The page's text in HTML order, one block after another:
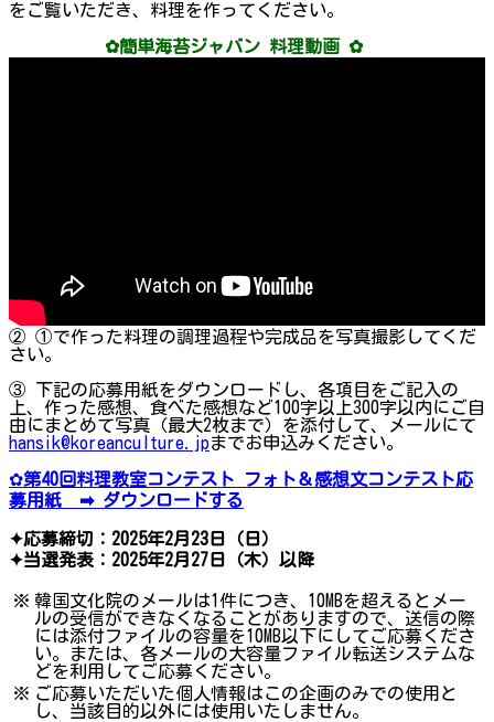
をご覧いただき、料理を作ってください。
✿簡単海苔ジャバン 料理動画 ✿
② ①で作った料理の調理過程や完成品を写真撮影してくだ
さい。
③ 下記の応募用紙をダウンロードし、各項目をご記入の
上、作った感想、食べた感想など100字以上300字以内にご自
由にまとめて写真（最大2枚まで）を添付して、メールにて
hansik@koreanculture.jpまでお申込みください。
✿第40回料理教室コンテスト フォト＆感想文コンテスト応
募用紙 ➡ ダウンロードする
✦応募締切：2025年2月23日（日）
✦当選発表：2025年2月27日（木）以降
※ 韓国文化院のメールは1件につき、10MBを超えるとメー
ルの受信ができなくなることがありますので、送信の際
には添付ファイルの容量を10MB以下にしてご応募くださ
い。または、各メールの大容量ファイル転送システムな
どを利用してご応募ください。
※ ご応募いただいた個人情報はこの企画のみでの使用と
し、当該目的以外には使用いたしません。